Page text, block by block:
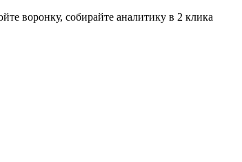
воронку, собирайте аналитику в 2 клика